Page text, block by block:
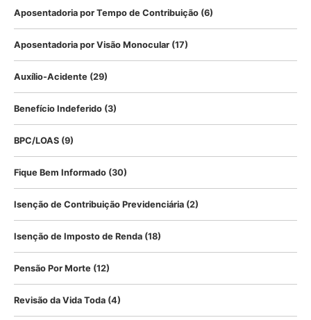
Aposentadoria por Tempo de Contribuição (6)
Aposentadoria por Visão Monocular (17)
Auxílio-Acidente (29)
Benefício Indeferido (3)
BPC/LOAS (9)
Fique Bem Informado (30)
Isenção de Contribuição Previdenciária (2)
Isenção de Imposto de Renda (18)
Pensão Por Morte (12)
Revisão da Vida Toda (4)